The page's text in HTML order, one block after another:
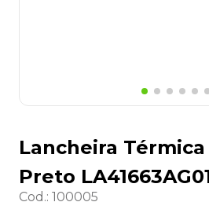
Lancheira
Preto
Cod.: 100005